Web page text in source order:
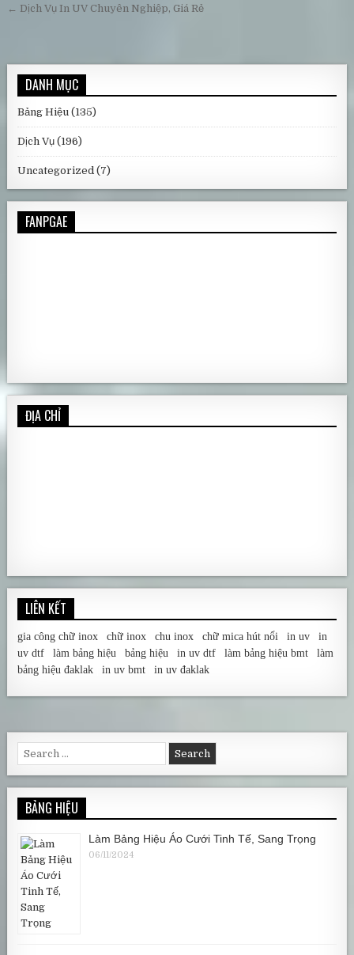
← Dịch Vụ In UV Chuyên Nghiệp, Giá Rẻ
DANH MỤC
Bảng Hiệu (135)
Dịch Vụ (196)
Uncategorized (7)
FANPGAE
ĐỊA CHỈ
LIÊN KẾT
gia công chữ inox |chữ inox |chu inox |chữ mica hút nổi |in uv |in
uv dtf |làm bảng hiệu |bảng hiệu |in uv dtf |làm bảng hiệu bmt |làm
bảng hiệu đaklak |in uv bmt |in uv đaklak
Search for:
BẢNG HIỆU
Làm Bảng Hiệu Áo Cưới Tinh Tế, Sang Trọng
06/11/2024